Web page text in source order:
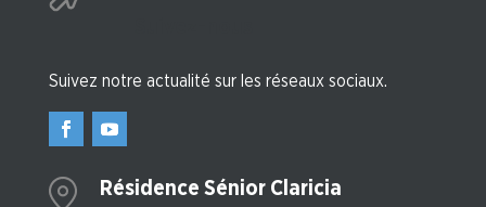
Suivez notre actualité sur les réseaux sociaux.
Résidence Sénior Claricia